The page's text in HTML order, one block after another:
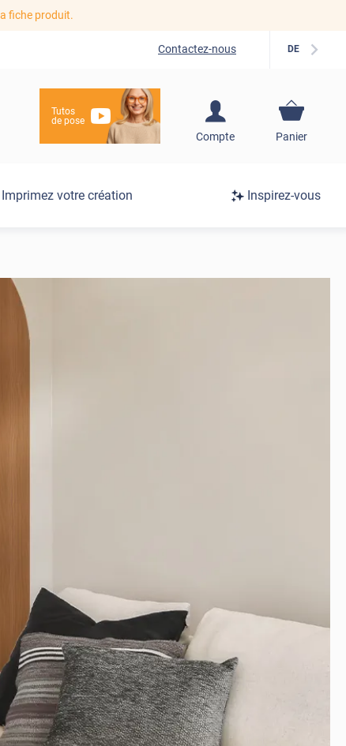
fiche produit.
Contactez-nous DE
Tutos
de pose
Compte
S'inscrire / Se
Panier
Imprimez votre création Inspirez-vous